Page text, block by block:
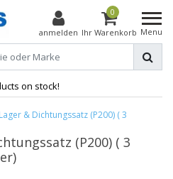
anmelden
0
Ihr Warenkorb Menu
on stock!
& Dichtungssatz (P200) ( 3
(P200) ( 3